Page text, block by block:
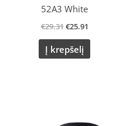
52A3 White
€29.31€25.91
Į krepšelį